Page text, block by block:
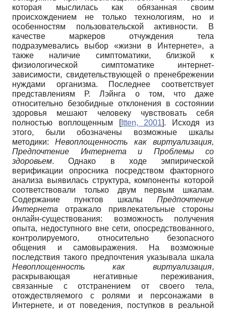
которая мыслилась как обязанная своим
происхождением не только технологиям, но и
особенностям пользовательской активности. В
качестве маркеров отчуждения тела
подразумевались выбор «жизни в Интернете», а
также наличие симптоматики, близкой к
физиологической симптоматике интернет-
зависимости, свидетельствующей о пренебрежении
нуждами организма. Последнее соответствует
представлениям Р. Лэйнга о том, что даже
относительно безобидные отклонения в состоянии
здоровья мешают человеку чувствовать себя
полностью воплощенным
[Itten, 2001]. Исходя из
этого, были обозначены возможные шкалы
методики:Невоплощенность как виртуализация,
Предпочтение Интернета и Проблемы со
здоровьем. Однако в ходе эмпирической
верификации опросника посредством факторного
анализа выявилась структура, компоненты которой
соответствовали только двум первым шкалам.
Содержание пунктов шкалы Предпочтение
Интернета отражало привлекательные стороны
онлайн-существования: возможность получения
опыта, недоступного вне сети, опосредствованного,
контролируемого, относительно безопасного
общения и самовыражения. На возможные
последствия такого предпочтения указывала шкала
Невоплощенность как виртуализация,
раскрывающая негативные переживания,
связанные с отстранением от своего тела,
отождествляемого с ролями и персонажами в
Интернете, и от поведения, поступков в реальной